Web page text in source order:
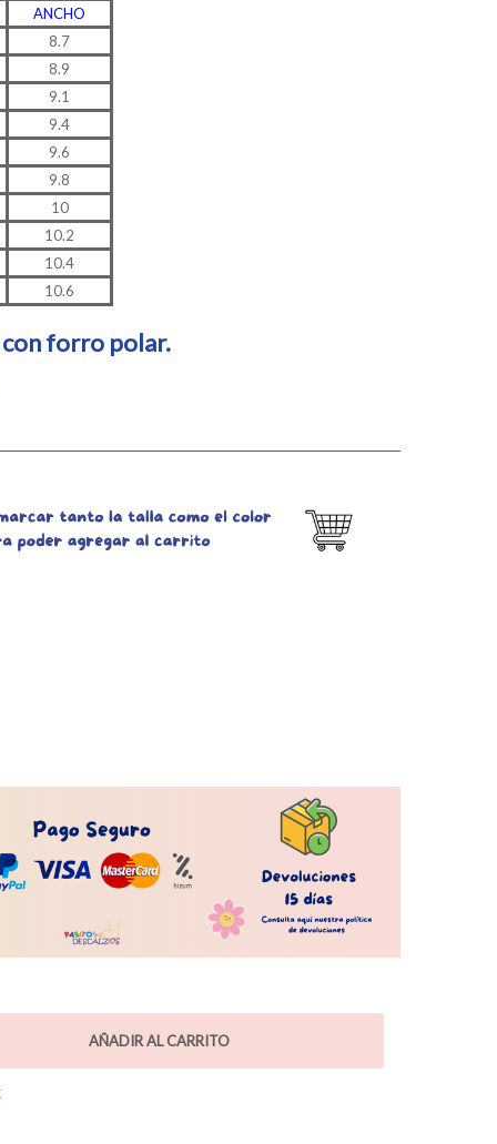
ANCHO
8.7
8.9
9.1
9.4
9.6
9.8
10
10.2
10.4
10.6
forro polar.
AÑADIR AL CARRITO